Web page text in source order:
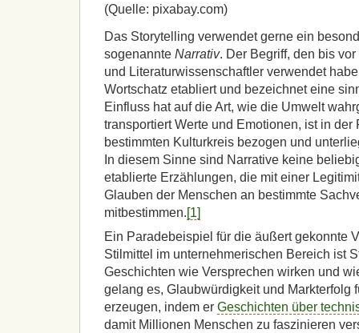
(Quelle: pixabay.com)
Das Storytelling verwendet gerne ein
sogenannte Narrativ. Der Begriff, den bis
und Literaturwissenschaftler verwendet
Wortschatz etabliert und bezeichnet eine
Einfluss hat auf die Art, wie die Umwelt
transportiert Werte und Emotionen, ist in der
bestimmten Kulturkreis bezogen und
In diesem Sinne sind Narrative keine
etablierte Erzählungen, die mit einer
Glauben der Menschen an bestimmte
mitbestimmen.[1]
Ein Paradebeispiel für die äußert gekonnte
Stilmittel im unternehmerischen Bereich ist
Geschichten wie Versprechen wirken und
gelang es, Glaubwürdigkeit und Markterfolg
erzeugen, indem er Geschichten über
damit Millionen Menschen zu faszinieren